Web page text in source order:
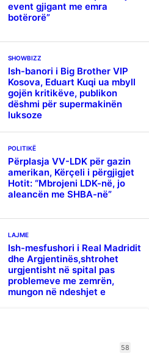
event gjigant me emra
botërorë”
SHOWBIZZ
Ish-banori i Big Brother VIP
Kosova, Eduart Kuqi ua mbyll
gojën kritikëve, publikon
dëshmi për supermakinën
luksoze
POLITIKË
Përplasja VV-LDK për gazin
amerikan, Kërçeli i përgjigjet
Hotit: “Mbrojeni LDK-në, jo
aleancën me SHBA-në”
LAJME
Ish-mesfushori i Real Madridit
dhe Argjentinës,shtrohet
urgjentisht në spital pas
problemeve me zemrën,
mungon në ndeshjet e
58